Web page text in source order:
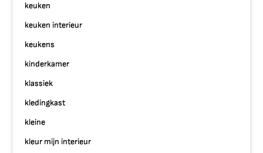
keuken
keuken interieur
keukens
kinderkamer
klassiek
kledingkast
kleine
kleur mijn interieur